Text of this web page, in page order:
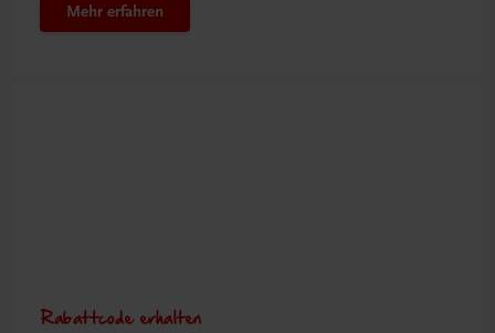
Mehr erfahren
Rabattcode erhalten